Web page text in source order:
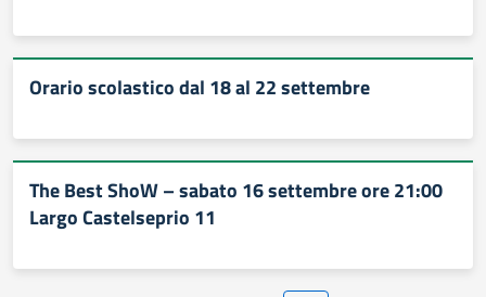
Orario scolastico dal 18 al 22 settembre
The Best ShoW – sabato 16 settembre ore 21:00
Largo Castelseprio 11